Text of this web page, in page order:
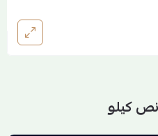
كيلو